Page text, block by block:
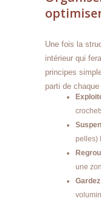
Une fois la
intérieur qui
principes
parti de
pelles)
une